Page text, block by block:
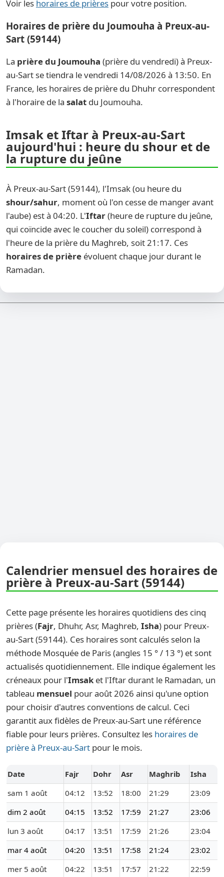
Voir les horaires de prières pour votre position.
Horaires de prière du Joumouha à Preux-au-
Sart (59144)
La prière du Joumouha (prière du vendredi) à Preux-
au-Sart se tiendra le vendredi 14/08/2026 à 13:50. En
France, les horaires de prière du Dhuhr correspondent
à l'horaire de la salat du Joumouha.
Imsak et Iftar à Preux-au-Sart
aujourd'hui : heure du shour et de
la rupture du jeûne
À Preux-au-Sart (59144), l'Imsak (ou heure du
shour/sahur, moment où l'on cesse de manger avant
l'aube) est à 04:20. L'Iftar(heure de rupture du jeûne,
qui coïncide avec le coucher du soleil) correspond à
l'heure de la prière du Maghreb, soit 21:17. Ces
horaires de prière évoluent chaque jour durant le
Ramadan.
Calendrier mensuel des horaires de
prière à Preux-au-Sart (59144)
Cette page présente les horaires quotidiens des cinq
prières (Fajr, Dhuhr, Asr, Maghreb, Isha) pour Preux-
au-Sart (59144). Ces horaires sont calculés selon la
méthode Mosquée de Paris (angles 15 ° / 13 °) et sont
actualisés quotidiennement. Elle indique également les
créneaux pour l'Imsak et l'Iftar durant le Ramadan, un
tableau mensuel pour août 2026 ainsi qu'une option
pour choisir d'autres conventions de calcul. Ceci
garantit aux fidèles de Preux-au-Sart une référence
fiable pour leurs prières. Consultez les horaires de
prière à Preux-au-Sart pour le mois.
Date Fajr Dohr Asr Maghrib
Isha
sam 1 août
04:12 13:52 18:00 21:29
23:09
dim 2 août
04:15 13:52 17:59 21:27
23:06
lun 3 août
04:17 13:51 17:59 21:26
23:04
mar 4 août
04:20 13:51 17:58 21:24
23:02
mer 5 août
04:22 13:51 17:57 21:22
22:59